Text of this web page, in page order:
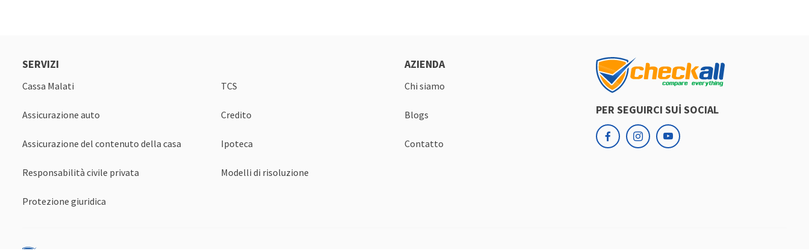
SERVIZI
Cassa Malati
Assicurazione auto
Assicurazione del contenuto della casa
Responsabilità civile privata
Protezione giuridica
TCS
Credito
Ipoteca
Modelli di risoluzione
AZIENDA
Chi siamo
Blogs
Contatto
PER SEGUIRCI SUİ SOCIAL
facebookinstagramyoutube